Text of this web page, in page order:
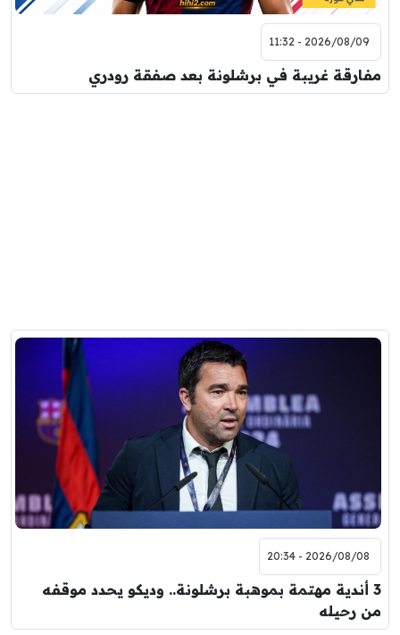
2026/08/09 - 11:32
مفارقة غريبة في برشلونة بعد صفقة رودري
2026/08/08 - 20:34
3 أندية مهتمة بموهبة برشلونة.. وديكو يحدد موقفه
من رحيله